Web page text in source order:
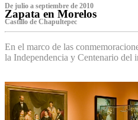
De julio a septiembre de 2010
Zapata en Morelos
Castillo de Chapultepec
En el marco de las
la Independencia y Centenario